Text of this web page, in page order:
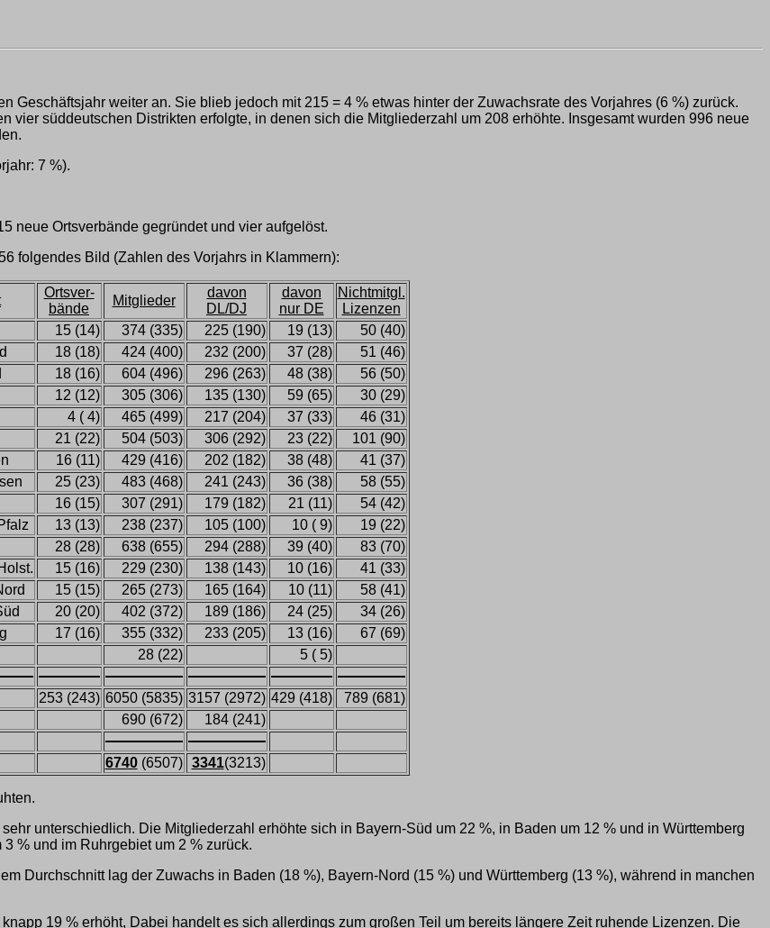
Geschäftsjahr weiter an. Sie blieb jedoch mit 215 = 4 % etwas hinter der Zuwachsrate des Vorjahres (6 %) zurück.
vier süddeutschen Distrikten erfolgte, in denen sich die Mitgliederzahl um 208 erhöhte. Insgesamt wurden 996 neue
7 %).
neue Ortsverbände gegründet und vier aufgelöst.
folgendes Bild (Zahlen des Vorjahrs in Klammern):
Ortsver-
bände
Mitglieder
davon
DL/DJ
davon
nur DE
Nichtmitgl.
Lizenzen
15 (14) 374 (335) 225 (190) 19 (13)
50 (40)
18 (18) 424 (400) 232 (200) 37 (28)
51 (46)
18 (16) 604 (496) 296 (263) 48 (38)
56 (50)
12 (12) 305 (306) 135 (130) 59 (65)
30 (29)
4 ( 4) 465 (499) 217 (204) 37 (33)
46 (31)
21 (22) 504 (503) 306 (292) 23 (22)
101 (90)
16 (11) 429 (416) 202 (182) 38 (48)
41 (37)
25 (23) 483 (468) 241 (243) 36 (38)
58 (55)
16 (15) 307 (291) 179 (182) 21 (11)
54 (42)
13 (13) 238 (237) 105 (100) 10 ( 9)
19 (22)
28 (28) 638 (655) 294 (288) 39 (40)
83 (70)
15 (16) 229 (230) 138 (143) 10 (16)
41 (33)
15 (15) 265 (273) 165 (164) 10 (11)
58 (41)
20 (20) 402 (372) 189 (186) 24 (25)
34 (26)
17 (16) 355 (332) 233 (205) 13 (16)
67 (69)
28 (22) 5 ( 5)
253 (243) 6050 (5835) 3157 (2972) 429 (418)
789 (681)
690 (672) 184 (241)
6740(6507) 3341(3213)
unterschiedlich. Die Mitgliederzahl erhöhte sich in Bayern-Süd um 22 %, in Baden um 12 % und in Württemberg
% und im Ruhrgebiet um 2 % zurück.
Durchschnitt lag der Zuwachs in Baden (18 %), Bayern-Nord (15 %) und Württemberg (13 %), während in manchen
19 % erhöht, Dabei handelt es sich allerdings zum großen Teil um bereits längere Zeit ruhende Lizenzen. Die